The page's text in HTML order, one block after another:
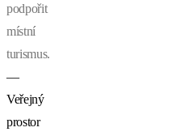
podpořit
místní
turismus.
—
Veřejný
prostor